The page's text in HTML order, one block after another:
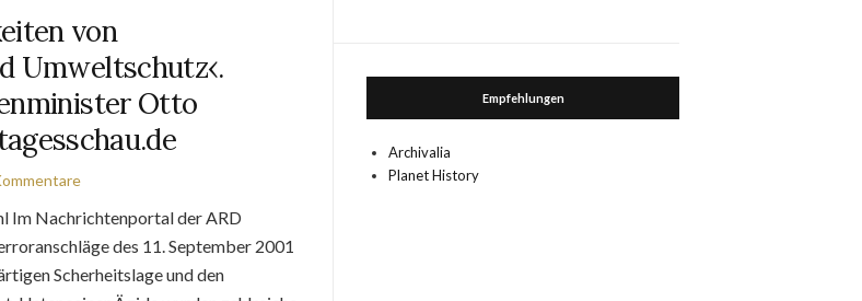
von
Umweltschutz‹.
Otto
Im Nachrichtenportal der ARD
des 11. September 2001
Scherheitslage und den
Empfehlungen
Archivalia
Planet History